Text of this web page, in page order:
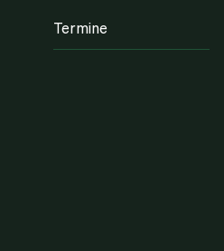
Termine